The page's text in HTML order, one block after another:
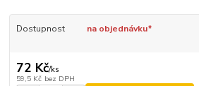
Dostupnost na objednávku*
72 Kč/ks
59,5 Kč bez DPH